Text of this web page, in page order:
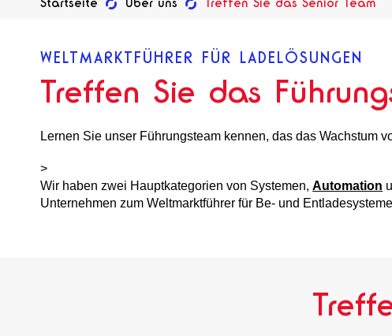
WELTMARKTFÜHRER FÜR LADELÖSUNGEN
Treffen Sie das
Lernen Sie unser Führungsteam kennen, das das Wachstum
>
Wir haben zwei Hauptkategorien von Systemen,Automation
Unternehmen zum Weltmarktführer für Be- und